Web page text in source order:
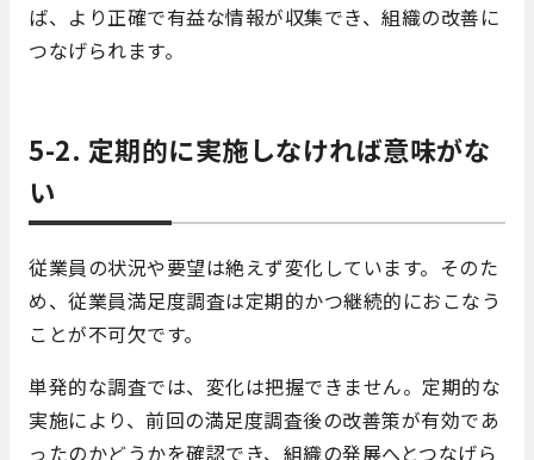
ば、より正確で有益な情報が収集でき、組織の改善に
つなげられます。
5-2. 定期的に実施しなければ意味がな
い
従業員の状況や要望は絶えず変化しています。そのた
め、従業員満足度調査は定期的かつ継続的におこなう
ことが不可欠です。
単発的な調査では、変化は把握できません。定期的な
実施により、前回の満足度調査後の改善策が有効であ
ったのかどうかを確認でき、組織の発展へとつなげら